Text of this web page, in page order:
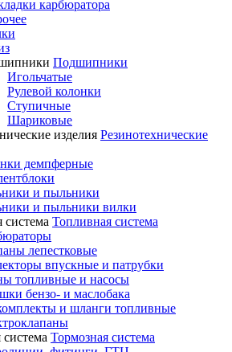
карбюратора
Подшипники
Игольчатые
Рулевой колонки
Ступичные
Шариковые
изделия Резинотехнические
демпферные
и пыльники
и пыльники вилки
система Топливная система
лепестковые
впускные и патрубки
топливные и насосы
бензо- и маслобака
и шланги топливные
Тормозная система